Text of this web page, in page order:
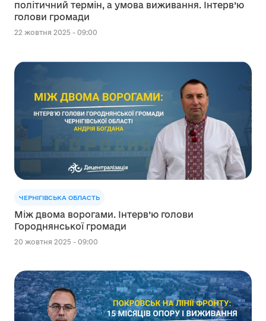
політичний термін, а умова виживання. Інтерв’ю
голови громади
22 жовтня 2025 - 09:00
ЧЕРНІГІВСЬКА ОБЛАСТЬ
Між двома ворогами. Інтерв’ю голови
Городнянської громади
20 жовтня 2025 - 09:00